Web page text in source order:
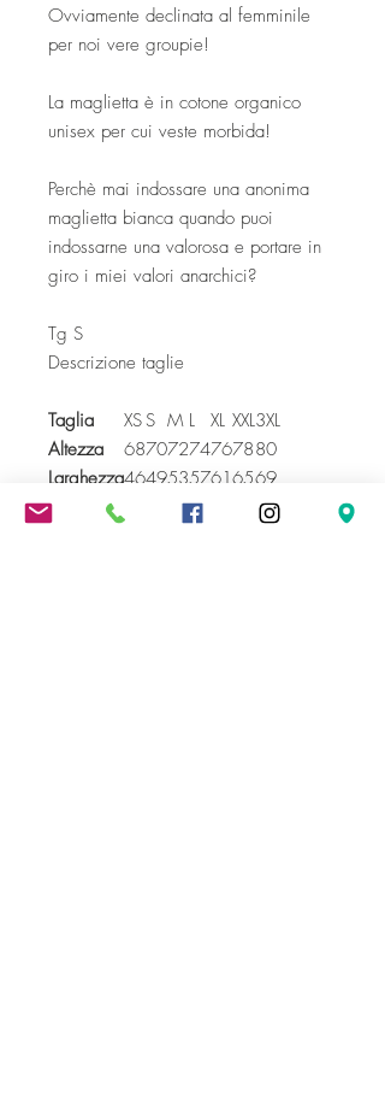
Ovviamente declinata al femminile
per noi vere groupie!
La maglietta è in cotone organico
unisex per cui veste morbida!
Perchè mai indossare una anonima
maglietta bianca quando puoi
indossarne una valorosa e portare in
giro i miei valori anarchici?
Tg S
Descrizione taglie
Taglia XSS M L XL XXL3XL
Altezza
68707274767880
Larghezza46495357616569